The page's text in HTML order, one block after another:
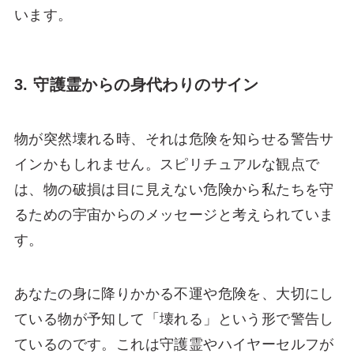
います。
3. 守護霊からの身代わりのサイン
物が突然壊れる時、それは危険を知らせる警告サ
インかもしれません。スピリチュアルな観点で
は、物の破損は目に見えない危険から私たちを守
るための宇宙からのメッセージと考えられていま
す。
あなたの身に降りかかる不運や危険を、大切にし
ている物が予知して「壊れる」という形で警告し
ているのです。これは守護霊やハイヤーセルフが